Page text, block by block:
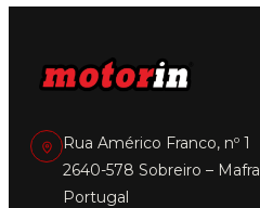
Rua Américo Franco, nº 1
2640-578 Sobreiro – Mafra
Portugal